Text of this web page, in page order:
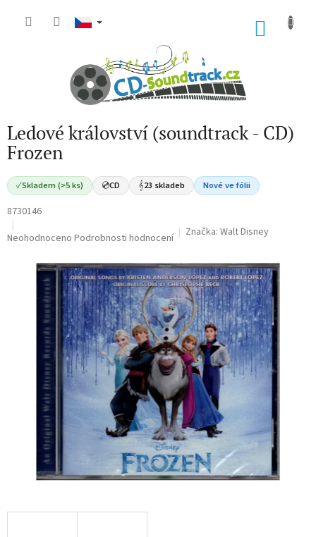
Ledové království (soundtrack - CD)
Frozen
✓Skladem (>5 ks) 💿CD 𝄞23 skladeb Nové ve fólii
8730146
Průměrné
produktu
hvězdiček.
Neohodnoceno Podrobnosti hodnocení Značka: Walt Disney